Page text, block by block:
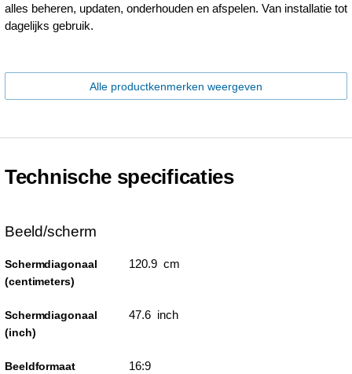
alles beheren, updaten, onderhouden en afspelen. Van installatie tot
dagelijks gebruik.
Alle productkenmerken weergeven
Technische specificaties
Beeld/scherm
Schermdiagonaal
(centimeters)
120.9 cm
Schermdiagonaal
(inch)
47.6 inch
Beeldformaat 16:9